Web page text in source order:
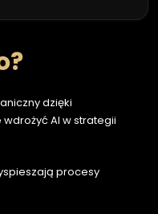
dzięki
AI w strategii
procesy